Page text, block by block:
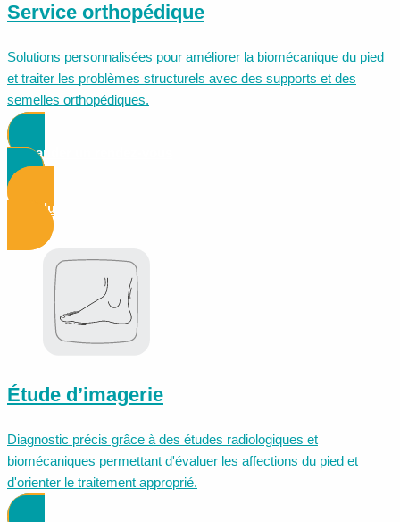
Service orthopédique
Solutions personnalisées pour améliorer la biomécanique du pied
et traiter les problèmes structurels avec des supports et des
semelles orthopédiques.
Demander un rendez-vous
Voir plus d'informations
Étude d’imagerie
Diagnostic précis grâce à des études radiologiques et
biomécaniques permettant d'évaluer les affections du pied et
d'orienter le traitement approprié.